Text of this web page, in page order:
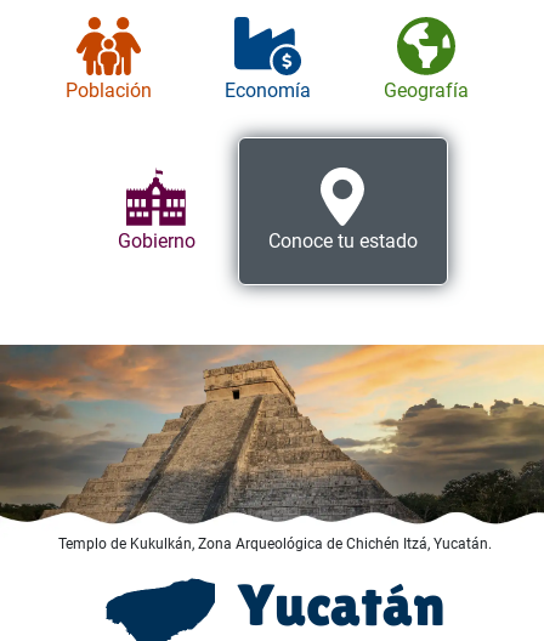
Población Economía Geografía
Gobierno Conoce tu estado
Templo de Kukulkán, Zona Arqueológica de Chichén Itzá, Yucatán.
Yucatán